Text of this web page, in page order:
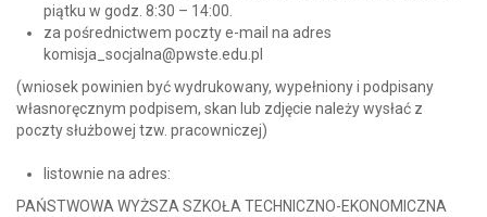
piątku w godz. 8:30 – 14:00.
za pośrednictwem poczty e-mail na adres
komisja_socjalna@pwste.edu.pl
(wniosek powinien być wydrukowany, wypełniony i podpisany
własnoręcznym podpisem, skan lub zdjęcie należy wysłać z
poczty służbowej tzw. pracowniczej)
listownie na adres:
PAŃSTWOWA WYŻSZA SZKOŁA TECHNICZNO-EKONOMICZNA